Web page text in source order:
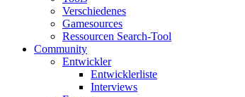
Verschiedenes
Gamesources
Ressourcen Search-Tool
Community
Entwickler
Entwicklerliste
Interviews